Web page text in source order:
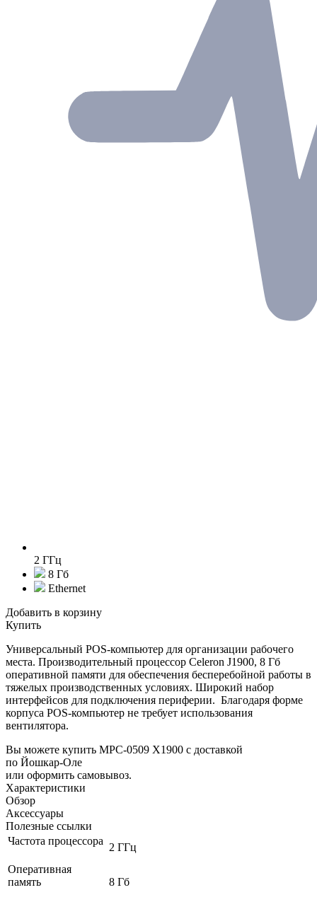
2 ГГц
8 Гб
Ethernet
Добавить в корзину
Купить
Универсальный POS-компьютер для организации рабочего
места. Производительный процессор Celeron J1900, 8 Гб
оперативной памяти для обеспечения бесперебойной работы в
тяжелых производственных условиях. Широкий набор
интерфейсов для подключения периферии. Благодаря форме
корпуса POS-компьютер не требует использования
вентилятора.
Вы можете купить MPC-0509 X1900 с доставкой
по Йошкар-Оле
или оформить самовывоз.
Характеристики
Обзор
Аксессуары
Полезные ссылки
Частота процессора
2 ГГц
Оперативная
память
8 Гб